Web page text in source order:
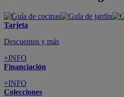
Tarjeta
Descuentos y más
+INFO
Financiación
+INFO
Colecciones